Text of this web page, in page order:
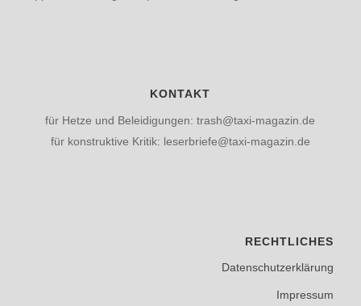
KONTAKT
für Hetze und Beleidigungen: trash@taxi-magazin.de
für konstruktive Kritik: leserbriefe@taxi-magazin.de
RECHTLICHES
Datenschutzerklärung
Impressum